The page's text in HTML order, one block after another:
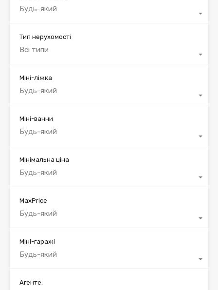
Будь-який
Тип нерухомості
Всі типи
Міні-ліжка
Будь-який
Міні-ванни
Будь-який
Мінімальна ціна
Будь-який
MaxPrice
Будь-який
Міні-гаражі
Будь-який
Агенте.